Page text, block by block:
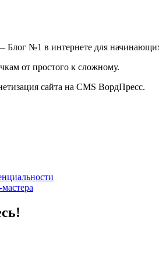
№1 в интернете для
от простого к сложному.
сайта на CMS ВордПресс.